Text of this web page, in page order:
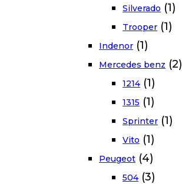
Silverado (1)
Trooper (1)
Indenor (1)
Mercedes benz (2)
1214 (1)
1315 (1)
Sprinter (1)
Vito (1)
Peugeot (4)
504 (3)